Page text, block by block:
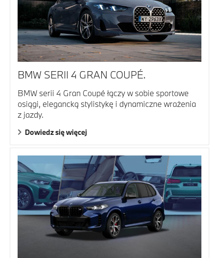
BMW SERII 4 GRAN COUPÉ.
BMW serii 4 Gran Coupé łączy w sobie sportowe
osiągi, elegancką stylistykę i dynamiczne wrażenia
z jazdy.
Dowiedz się więcej